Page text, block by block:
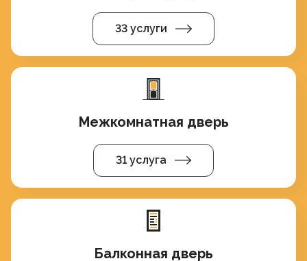
33 услуги
Межкомнатная дверь
31 услуга
Балконная дверь